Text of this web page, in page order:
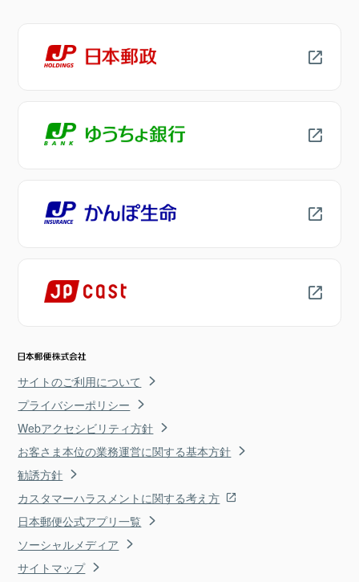
サイトのご利用について
プライバシーポリシー
Webアクセシビリティ方針
お客さま本位の業務運営に関する基本方針
勧誘方針
カスタマーハラスメントに関する考え方
日本郵便公式アプリ一覧
ソーシャルメディア
サイトマップ